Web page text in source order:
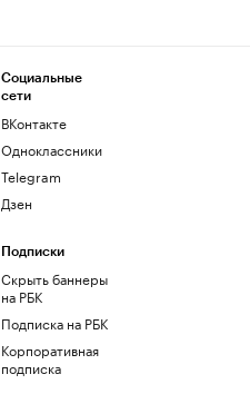
Социальные
сети
ВКонтакте
Одноклассники
Telegram
Дзен
Подписки
Скрыть баннеры
на РБК
Подписка на РБК
Корпоративная
подписка